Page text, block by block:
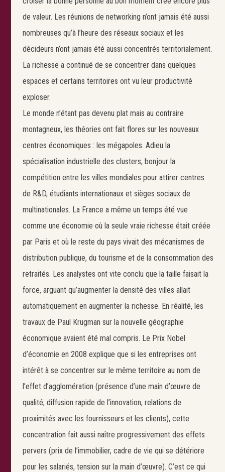
de valeur. Les réunions de networking n’ont jamais été aussi
nombreuses qu’à l’heure des réseaux sociaux et les
décideurs n’ont jamais été aussi concentrés territorialement.
La richesse a continué de se concentrer dans quelques
espaces et certains territoires ont vu leur productivité
exploser.
Le monde n’étant pas devenu plat mais au contraire
montagneux, les théories ont fait flores sur les nouveaux
centres économiques : les mégapoles. Adieu la
spécialisation industrielle des clusters, bonjour la
compétition entre les villes mondiales pour attirer centres
de R&D, étudiants internationaux et sièges sociaux de
multinationales. La France a même un temps été vue
comme une économie où la seule vraie richesse était créée
par Paris et où le reste du pays vivait des mécanismes de
distribution publique, du tourisme et de la consommation des
retraités. Les analystes ont vite conclu que la taille faisait la
force, arguant qu’augmenter la densité des villes allait
automatiquement en augmenter la richesse. En réalité, les
travaux de Paul Krugman sur la nouvelle géographie
économique avaient été mal compris. Le Prix Nobel
d’économie en 2008 explique que si les entreprises ont
intérêt à se concentrer sur le même territoire au nom de
l’effet d’agglomération (présence d’une main d’œuvre de
qualité, diffusion rapide de l’innovation, relations de
proximités avec les fournisseurs et les clients), cette
concentration fait aussi naître progressivement des effets
pervers (prix de l’immobilier, cadre de vie qui se détériore
pour les salariés, tension sur la main d’œuvre). C’est ce qui
Rechercher